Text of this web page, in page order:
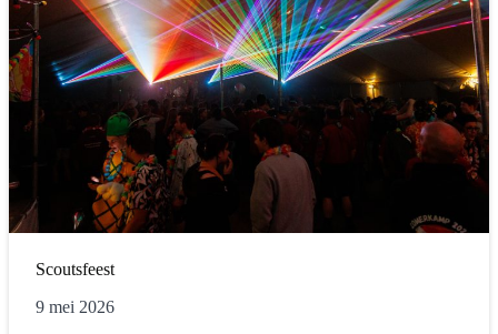
Scoutsfeest
9 mei 2026